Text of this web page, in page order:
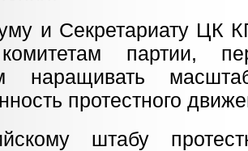
и Секретариату ЦК
партии,
наращивать
протестного
штабу